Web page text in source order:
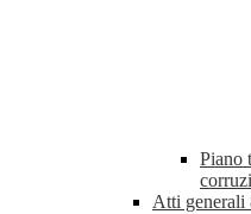
Piano
Atti generali